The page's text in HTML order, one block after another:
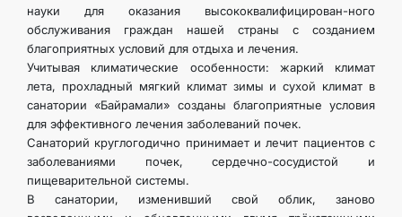
науки для оказания высококвалифицирован-ного
обслуживания граждан нашей страны с созданием
благоприятных условий для отдыха и лечения.
Учитывая климатические особенности: жаркий климат
лета, прохладный мягкий климат зимы и сухой климат в
санатории «Байрамали» созданы благоприятные условия
для эффективного лечения заболеваний почек.
Санаторий круглогодично принимает и лечит пациентов с
заболеваниями почек, сердечно-сосудистой и
пищеварительной системы.
В санатории, изменивший свой облик, заново